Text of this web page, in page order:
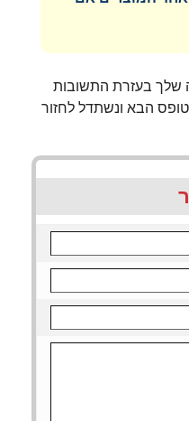
שלך בעזרת התשובות
הבא ונשתדל לחזור